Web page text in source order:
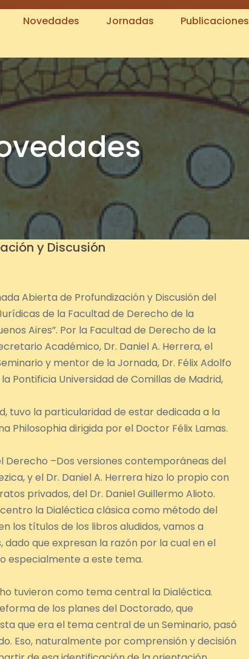
Novedades Jornadas Publicaciones
y Discusión
Abierta de Profundización y Discusión del
de la Facultad de Derecho de la
Aires”. Por la Facultad de Derecho de la
Académico, Dr. Daniel A. Herrera, el
y mentor de la Jornada, Dr. Félix Adolfo
Pontificia Universidad de Comillas de Madrid,
tuvo la particularidad de estar dedicada a la
Philosophia dirigida por el Doctor Félix Lamas.
Derecho –Dos versiones contemporáneas del
y el Dr. Daniel A. Herrera hizo lo propio con
privados, del Dr. Daniel Guillermo Alioto.
la Dialéctica clásica como método del
los títulos de los libros aludidos, vamos a
dado que expresan la razón por la cual en el
especialmente a este tema.
tuvieron como tema central la Dialéctica.
de los planes del Doctorado, que
que era el tema central de un Seminario, pasó
Eso, naturalmente por comprensión y decisión